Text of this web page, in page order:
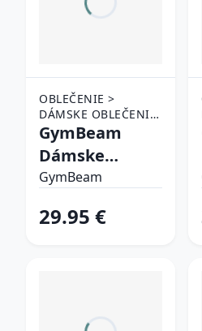
OBLEČENIE >
DÁMSKE OBLEČENIE
> TEPLÁKY A
NOHAVICE
GymBeam
Dámske
nohavice Flow
GymBeam
29.95 €